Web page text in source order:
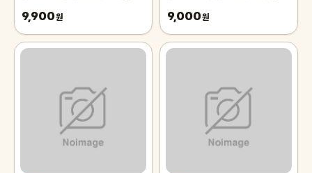
육 한문 음악 김진완 1 2 3 - 학년
9,900원
본어 중국어 1 2 3 중학 중1 중2 중
9,000원